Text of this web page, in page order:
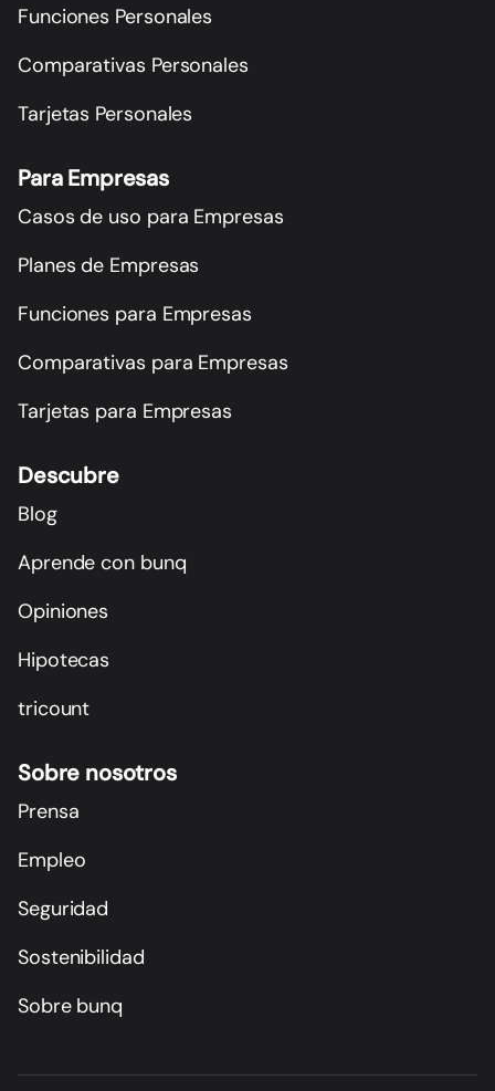
Funciones Personales
Comparativas Personales
Tarjetas Personales
Para Empresas
Casos de uso para Empresas
Planes de Empresas
Funciones para Empresas
Comparativas para Empresas
Tarjetas para Empresas
Descubre
Blog
Aprende con bunq
Opiniones
Hipotecas
tricount
Sobre nosotros
Prensa
Empleo
Seguridad
Sostenibilidad
Sobre bunq